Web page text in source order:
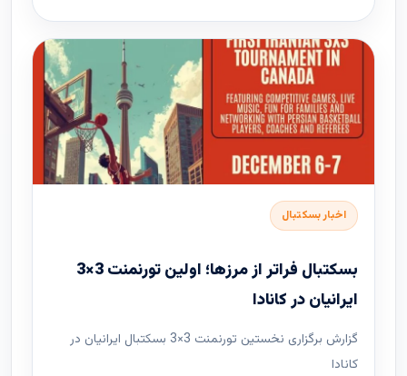
اخبار بسکتبال
بسکتبال فراتر از مرزها؛ اولین تورنمنت 3×3
ایرانیان در کانادا
گزارش برگزاری نخستین تورنمنت 3×3 بسکتبال ایرانیان در
کانادا